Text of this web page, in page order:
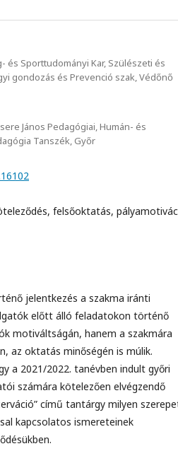
és Sporttudományi Kar, Szülészeti és
gondozás és Prevenció szak, Védőnő
János Pedagógiai, Humán- és
Tanszék, Győr
felsőoktatás,
jelentkezés a szakma iránti
előtt álló feladatokon történő
motiváltságán, hanem a szakmára
az oktatás minőségén is múlik.
a 2021/2022. tanévben indult győri
számára kötelezően elvégzendő
című tantárgy milyen
kapcsolatos ismereteinek